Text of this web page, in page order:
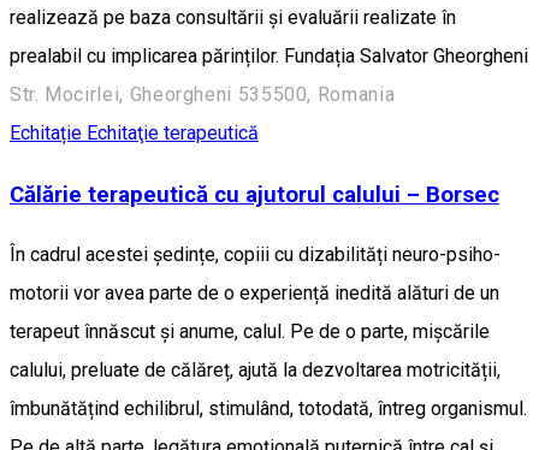
realizează pe baza consultării și evaluării realizate în
prealabil cu implicarea părinților. Fundația Salvator Gheorgheni
Str. Mocirlei, Gheorgheni 535500, Romania
Echitație Echitaţie terapeutică
Călărie terapeutică cu ajutorul calului – Borsec
În cadrul acestei ședințe, copiii cu dizabilități neuro-psiho-
motorii vor avea parte de o experiență inedită alături de un
terapeut înnăscut și anume, calul. Pe de o parte, mișcările
calului, preluate de călăreț, ajută la dezvoltarea motricității,
îmbunătățind echilibrul, stimulând, totodată, întreg organismul.